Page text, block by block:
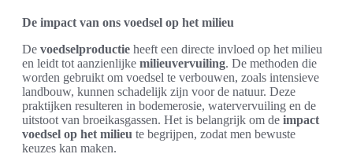
De impact van ons voedsel op het milieu
De voedselproductie heeft een directe invloed op het milieu
en leidt tot aanzienlijke milieuvervuiling. De methoden die
worden gebruikt om voedsel te verbouwen, zoals intensieve
landbouw, kunnen schadelijk zijn voor de natuur. Deze
praktijken resulteren in bodemerosie, watervervuiling en de
uitstoot van broeikasgassen. Het is belangrijk om de impact
voedsel op het milieu te begrijpen, zodat men bewuste
keuzes kan maken.